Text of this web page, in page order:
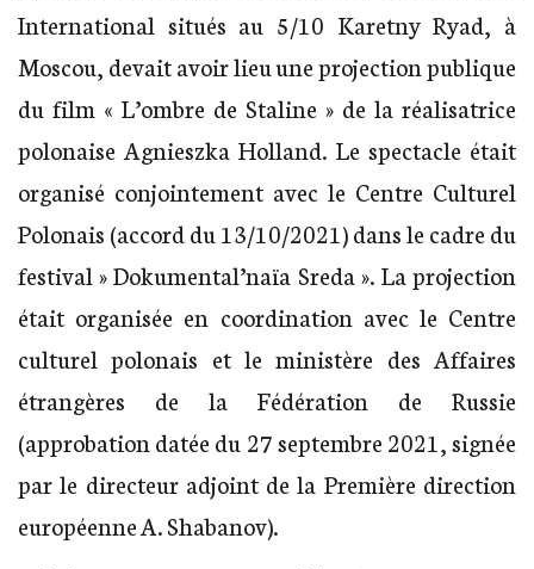
International situés au 5/10 Karetny Ryad, à
Moscou, devait avoir lieu une projection publique
du film « L’ombre de Staline » de la réalisatrice
polonaise Agnieszka Holland. Le spectacle était
organisé conjointement avec le Centre Culturel
Polonais (accord du 13/10/2021) dans le cadre du
festival » Dokumental’naïa Sreda ». La projection
était organisée en coordination avec le Centre
culturel polonais et le ministère des Affaires
étrangères de la Fédération de Russie
(approbation datée du 27 septembre 2021, signée
par le directeur adjoint de la Première direction
européenne A. Shabanov).